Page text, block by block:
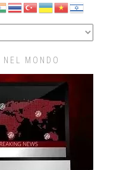
MONDO